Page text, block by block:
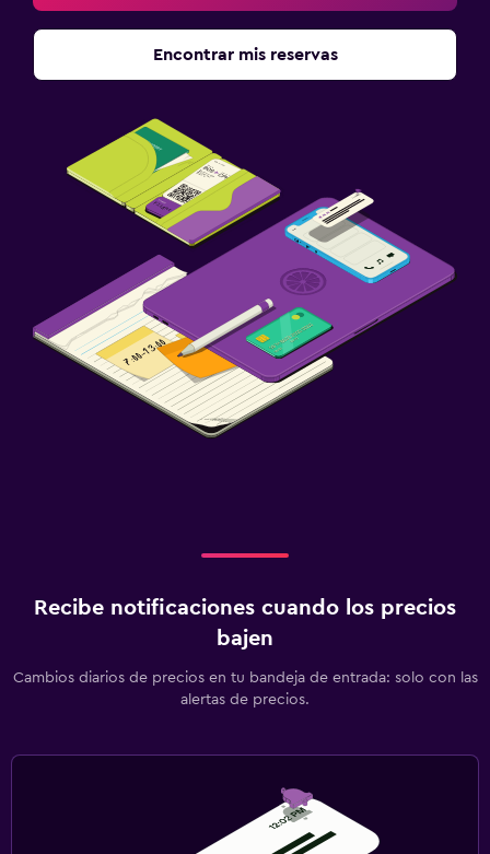
Encontrar mis reservas
Recibe notificaciones cuando los precios
bajen
Cambios diarios de precios en tu bandeja de entrada: solo con las
alertas de precios.